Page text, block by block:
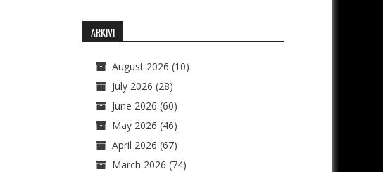
ARKIVI
August 2026 (10)
July 2026 (28)
June 2026 (60)
May 2026 (46)
April 2026 (67)
March 2026 (74)